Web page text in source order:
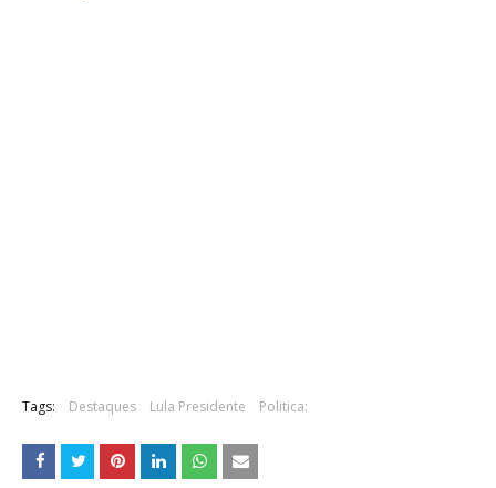
Tags: Destaques Lula Presidente Politica: